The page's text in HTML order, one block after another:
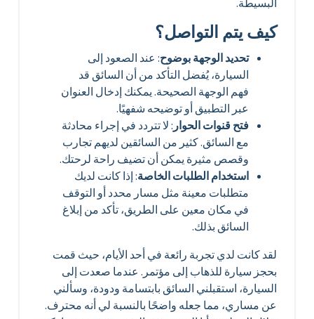
البسيطة.
كيف يتم التواصل؟
تحديد الوجهة بوضوح: عند الصعود إلى
السيارة، يُفضل التأكد من أن السائق قد
فهم الوجهة الصحيحة. يمكنك إدخال العنوان
عبر التطبيق أو توضيحه شفهيًا.
فتح قنوات الحوار: لا تتردد في إجراء محادثة
مع السائق. كثير من السائقين لديهم تجارب
وقصص مثيرة يمكن أن تضيف راحة لرحتك.
استخدام الطلبات الخاصة: إذا كانت لديك
متطلبات معينة مثل مسار محدد أو التوقف
في مكان معين على الطريق، تأكد من إبلاغ
السائق بذلك.
لقد كانت لدي تجربة رائعة في أحد الأيام، حيث قمت
بحجز سيارة للذهاب إلى مؤتمر. عندما صعدت إلى
السيارة، استقبلني السائق بابتسامة ودودة، وسألني
عن مساري، مما جعله واضحًا بالنسبة لي أنه محترف.